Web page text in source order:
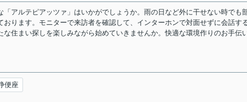
アルテピアッツァ」はいかがでしょうか。雨の日など外に干せない時でも
ります。モニターで来訪者を確認して、インターホンで対面せずに会話す
住まい探しを楽しみながら始めていきませんか。快適な環境作りのお手伝
便座